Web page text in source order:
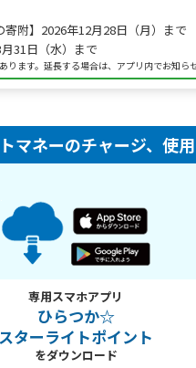
寄附】2026年12月28日（月）まで
31日（水）まで
ます。延長する場合は、アプリ内でお知らせ
マネーのチャージ、使
専用スマホアプリ
ひらつか☆
スターライトポイント
をダウンロード